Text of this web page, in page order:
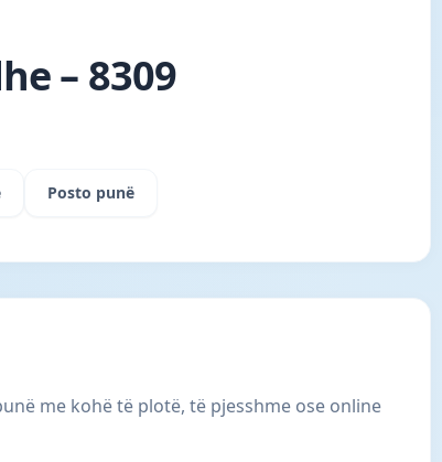
– 8309
Posto punë
me kohë të plotë, të pjesshme ose online